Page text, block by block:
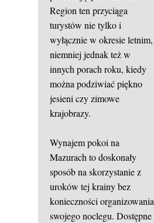
Region ten przyciąga
turystów nie tylko i
wyłącznie w okresie letnim,
niemniej jednak też w
innych porach roku, kiedy
można podziwiać piękno
jesieni czy zimowe
krajobrazy.
Wynajem pokoi na
Mazurach to doskonały
sposób na skorzystanie z
uroków tej krainy bez
konieczności organizowania
swojego noclegu. Dostępne